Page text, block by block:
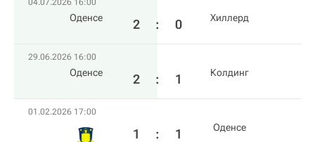
04.07.2026 16:00
Оденсе 2 : 0 Хиллерд
29.06.2026 16:00
Оденсе 2 : 1 Колдинг
01.02.2026 17:00
1 : 1 Оденсе